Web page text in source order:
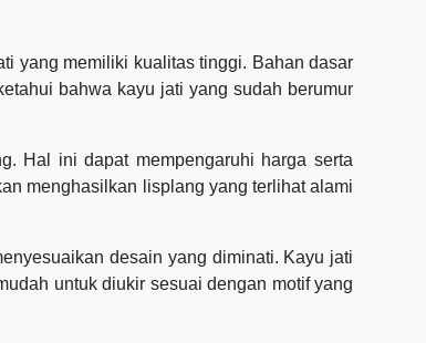
yang memiliki kualitas tinggi. Bahan dasar
bahwa kayu jati yang sudah berumur
Hal ini dapat mempengaruhi harga serta
menghasilkan lisplang yang terlihat alami
desain yang diminati. Kayu jati
untuk diukir sesuai dengan motif yang